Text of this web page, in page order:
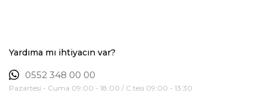
Yardıma mı ihtiyacın var?
0552 348 00 00
Pazartesi - Cuma 09:00 - 18:00 / C.tesi 09:00 - 13:30